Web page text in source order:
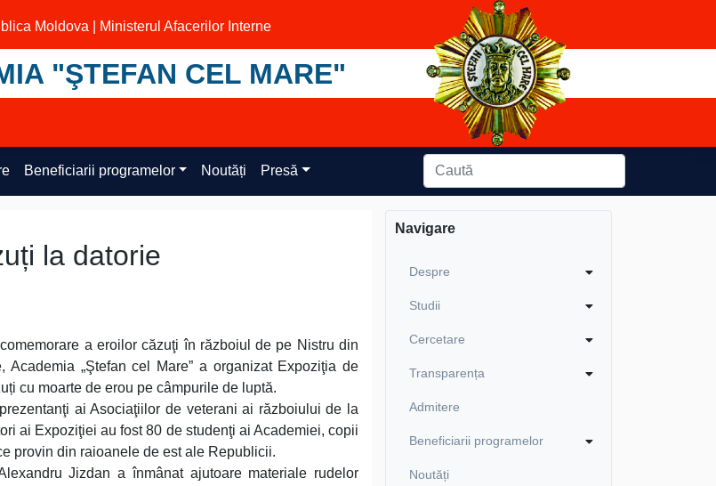
Moldova | Ministerul Afacerilor Interne
"ŞTEFAN CEL MARE"
Beneficiarii programelor Noutăți Presă
la datorie
a eroilor căzuţi în războiul de pe Nistru din
„Ştefan cel Mare” a organizat Expoziţia de
cu moarte de erou pe câmpurile de luptă.
ai Asociaţiilor de veterani ai războiului de la
ai Expoziţiei au fost 80 de studenţi ai Academiei, copii
provin din raioanele de est ale Republicii.
Jizdan a înmânat ajutoare materiale rudelor
Navigare
Despre
Studii
Cercetare
Transparența
Admitere
Beneficiarii programelor
Noutăți